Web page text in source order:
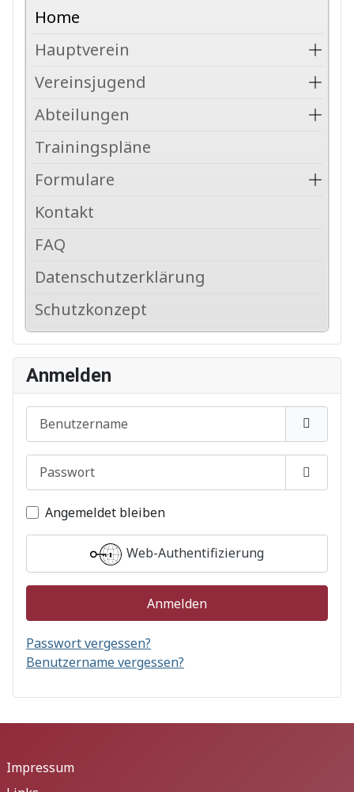
Home
Hauptverein
Vereinsjugend
Abteilungen
Trainingspläne
Formulare
Kontakt
FAQ
Datenschutzerklärung
Schutzkonzept
Anmelden
Benutzername
Passwort
Angemeldet bleiben
Web-Authentifizierung
Anmelden
Passwort vergessen?
Benutzername vergessen?
Impressum